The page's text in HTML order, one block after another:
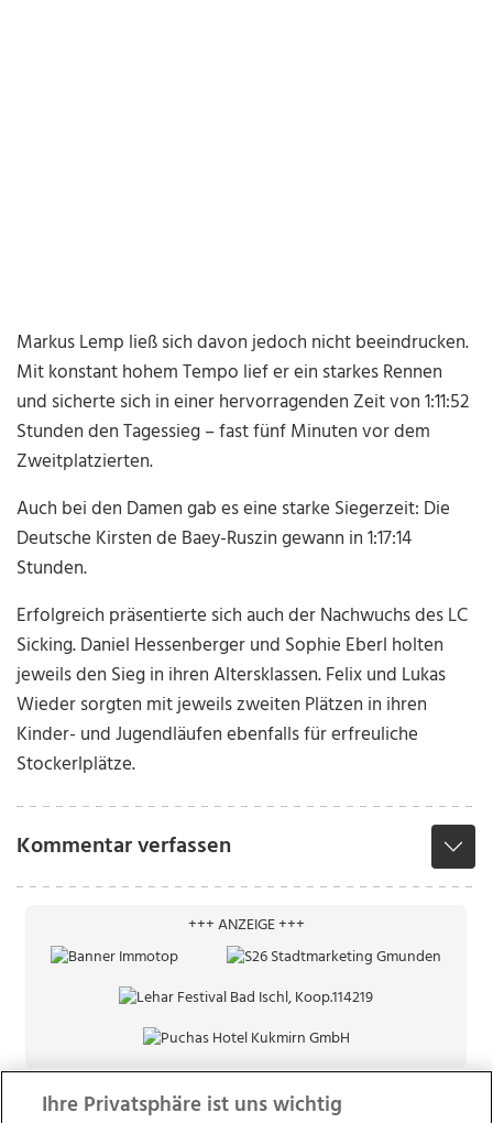
Markus Lemp ließ sich davon jedoch nicht beeindrucken.
Mit konstant hohem Tempo lief er ein starkes Rennen
und sicherte sich in einer hervorragenden Zeit von 1:11:52
Stunden den Tagessieg – fast fünf Minuten vor dem
Zweitplatzierten.
Auch bei den Damen gab es eine starke Siegerzeit: Die
Deutsche Kirsten de Baey-Ruszin gewann in 1:17:14
Stunden.
Erfolgreich präsentierte sich auch der Nachwuchs des LC
Sicking. Daniel Hessenberger und Sophie Eberl holten
jeweils den Sieg in ihren Altersklassen. Felix und Lukas
Wieder sorgten mit jeweils zweiten Plätzen in ihren
Kinder- und Jugendläufen ebenfalls für erfreuliche
Stockerlplätze.
Kommentar verfassen
+++ ANZEIGE +++
Ihre Privatsphäre ist uns wichtig